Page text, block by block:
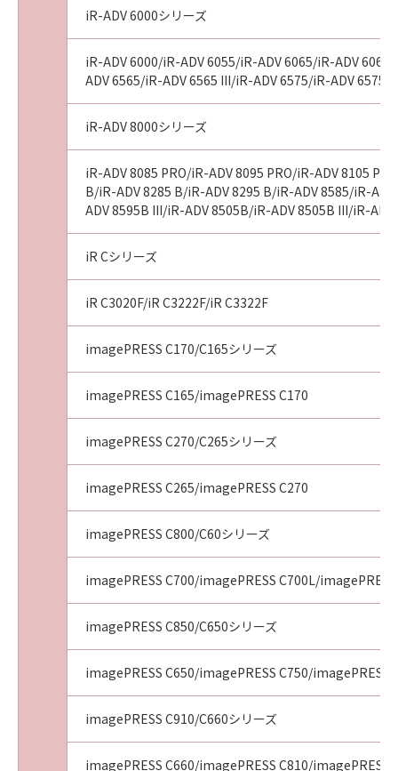
iR-ADV 6000シリーズ
iR-ADV 6000/iR-ADV 6055/iR-ADV 6065/iR-ADV
ADV 6565/iR-ADV 6565 III/iR-ADV 6575/iR-ADV 6575
iR-ADV 8000シリーズ
iR-ADV 8085 PRO/iR-ADV 8095 PRO/iR-ADV 8105
B/iR-ADV 8285 B/iR-ADV 8295 B/iR-ADV 8585/iR-
ADV 8595B III/iR-ADV 8505B/iR-ADV 8505B III/iR-
iR Cシリーズ
iR C3020F/iR C3222F/iR C3322F
imagePRESS C170/C165シリーズ
imagePRESS C165/imagePRESS C170
imagePRESS C270/C265シリーズ
imagePRESS C265/imagePRESS C270
imagePRESS C800/C60シリーズ
imagePRESS C700/imagePRESS C700L/
imagePRESS C850/C650シリーズ
imagePRESS C650/imagePRESS C750/imagePRESS
imagePRESS C910/C660シリーズ
imagePRESS C660/imagePRESS C810/imagePRESS